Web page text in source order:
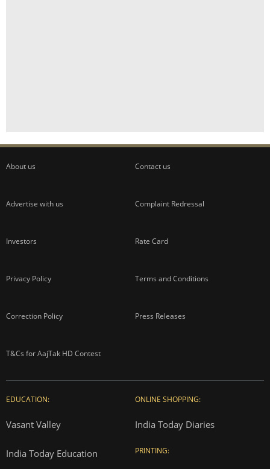
About us Contact us
Advertise with us Complaint Redressal
Investors Rate Card
Privacy Policy Terms and Conditions
Correction Policy Press Releases
T&Cs for AajTak HD Contest
EDUCATION:
Vasant Valley
India Today Education
ONLINE SHOPPING:
India Today Diaries
PRINTING: